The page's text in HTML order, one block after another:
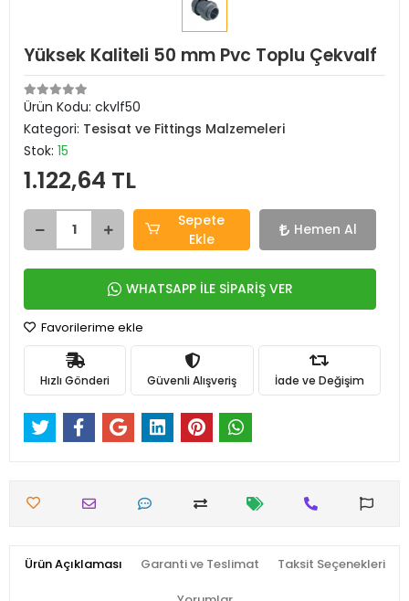
Yüksek Kaliteli 50 mm Pvc Toplu Çekvalf
Ürün Kodu: ckvlf50
Kategori: Tesisat ve Fittings Malzemeleri
Stok: 15
1.122,64 TL
Sepete
Ekle
Hemen Al
WHATSAPP İLE SİPARİŞ VER
Favorilerime ekle
Hızlı Gönderi Güvenli Alışveriş İade ve Değişim
Ürün Açıklaması Garanti ve Teslimat Taksit Seçenekleri